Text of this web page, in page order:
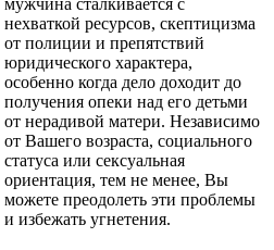
мужчина сталкивается с
нехваткой ресурсов, скептицизма
от полиции и препятствий
юридического характера,
особенно когда дело доходит до
получения опеки над его детьми
от нерадивой матери. Независимо
от Вашего возраста, социального
статуса или сексуальная
ориентация, тем не менее, Вы
можете преодолеть эти проблемы
и избежать угнетения.